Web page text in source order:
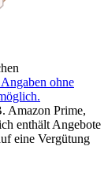
ohne
Amazon Prime,
enthält Angebote
eine Vergütung